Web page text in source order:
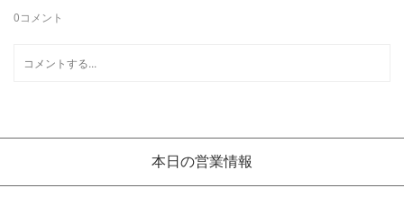
0コメント
本日の営業情報